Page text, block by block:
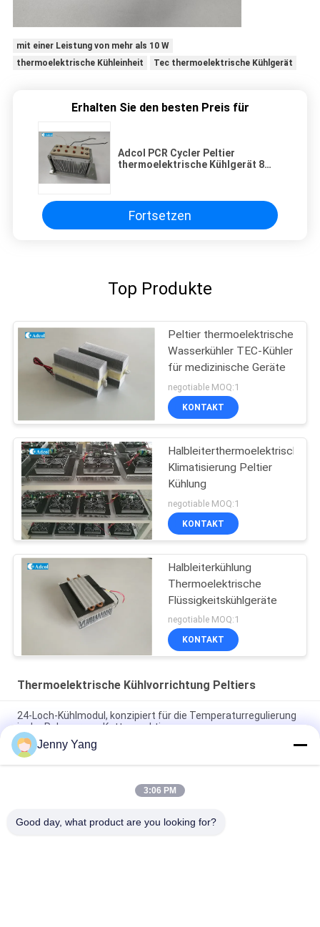
mit einer Leistung von mehr als 10 W
thermoelektrische Kühleinheit
Tec thermoelektrische Kühlgerät
Erhalten Sie den besten Preis für
Adcol PCR Cycler Peltier
thermoelektrische Kühlgerät 8
Fortsetzen
Top Produkte
Peltier thermoelektrische
Wasserkühler TEC-Kühler
für medizinische Geräte
negotiable MOQ:1
KONTAKT
Halbleiterthermoelektrische
Klimatisierung Peltier
Kühlung
negotiable MOQ:1
KONTAKT
Halbleiterkühlung
Thermoelektrische
Flüssigkeitskühlgeräte
negotiable MOQ:1
KONTAKT
Thermoelektrische Kühlvorrichtung Peltiers
24-Loch-Kühlmodul, konzipiert für die Temperaturregulierung
in der Polymerase-Kettenreaktion
4-Loch-Kühlmodul, konzipiert für die Temperaturregulierung in
der Polymerase-Kettenreaktion
Kühlleistung 10W Luft-zu-Luft thermoelektrische
Jenny Yang
3:06 PM
Good day, what product are you looking for?